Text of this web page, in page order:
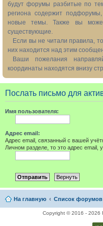
будут форумы разбитые по
региона содержит
новые темы. Также вы
существующие.
Если вы не читали правила,
них находится над этим
Ваши пожелания
координаты находятся внизу
Послать письмо для
Имя пользователя:
Адрес email:
Адрес email, связанный с вашей
Личном разделе, то это адрес email,
На главную Список форумов
Copyright © 2016 - 2026